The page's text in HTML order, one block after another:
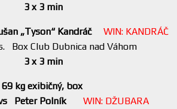
3 x 3 min
„Tyson“ Kandráč WIN: KANDRÁČ
Box Club Dubnica nad Váhom
3 x 3 min
69 kg exibičný, box
vs Peter Polník WIN: DŽUBARA